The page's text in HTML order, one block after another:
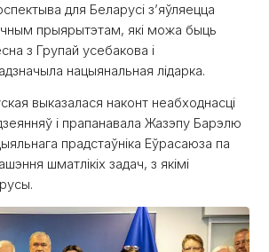
для Беларусі з’яўляецца
прыярытэтам, які можа быць
з Групай усебакова і
нацыянальная лідарка.
выказалася наконт неабходнасці
і прапанавала Жазэпу Барэлю
прадстаўніка Еўрасаюза па
шматлікіх задач, з якімі